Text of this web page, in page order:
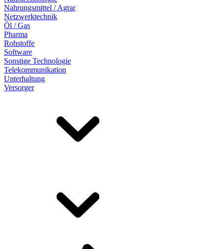
Nahrungsmittel / Agrar
Netzwerktechnik
Öl / Gas
Pharma
Rohstoffe
Software
Sonstige Technologie
Telekommunikation
Unterhaltung
Versorger